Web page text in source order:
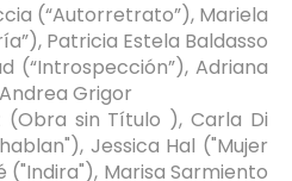
(“Autorretrato”), Mariela
Patricia Estela Baldasso
(“Introspección”), Adriana
Grigor
(Obra sin Título ), Carla Di
Jessica Hal ("Mujer
Marisa Sarmiento